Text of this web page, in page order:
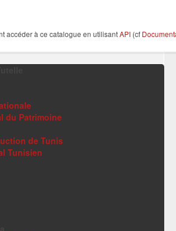
accéder à ce catalogue en utilisantAPI (cf
du Patrimoine
de Tunis
Tunisien